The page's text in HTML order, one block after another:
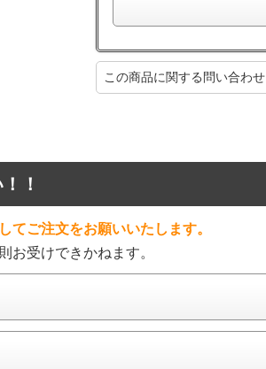
この商品に関する問い合わせ
！
てご注文をお願いいたします。
お受けできかねます。